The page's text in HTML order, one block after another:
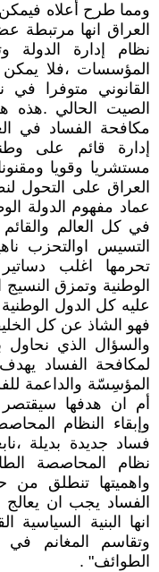
ومما طرح أعلاه
العراق انها مرتبطة
نظام إدارة الدولة
المؤسسات ،فلا
القانوني متوفرا
الصيت الحالي .هذه
مكافحة الفساد في
إدارة قائم على
مستشريا وقويا
العراق على التحول
عماد مفهوم الدولة
في كل العالم
التسيس اوالتحزب
تحرمها اغلب دساتير
الوطنية وتمزق
عليه كل الدول الوطنية
فهو الشاذ عن كل
والسؤال الذي نحاول
لمكافحة الفساد يهدف
المؤسِسّة والداعمة
أم ان هدفها سيقتصر
وإبقاء النظام
فساد جديدة بديلة
نظام المحاصصة
واهميتها تنطلق من
الفساد يجب ان
انها البنية
وتقاسم المغانم
الطوائف" .